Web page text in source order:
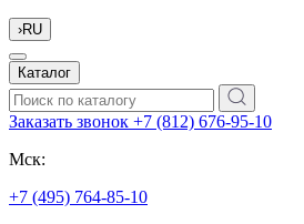
›RU
Каталог
Заказать звонок +7 (812) 676-95-10
Мск:
+7 (495) 764-85-10